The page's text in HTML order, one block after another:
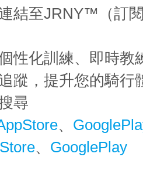
連結至JRNY™（訂
性化訓練、即時教
蹤，提升您的騎行
尋
、
、 GooglePlay